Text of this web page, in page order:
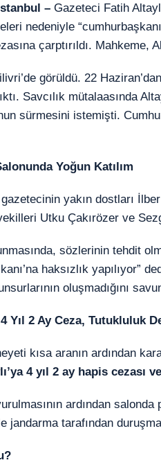
– Gazeteci Fatih
nedeniyle
çarptırıldı. Mahkeme,
görüldü. 22
Savcılık mütalaasında
sürmesini istemişti.
Yoğun Katılım
yakın dostları
Utku Çakırözer ve
sözlerinin tehdit
haksızlık yapılıyor”
oluşmadığını
Yıl 2 Ay Ceza, Tutukluluk
kısa aranın ardından
4 yıl 2 ay hapis cezası
ardından
jandarma tarafından